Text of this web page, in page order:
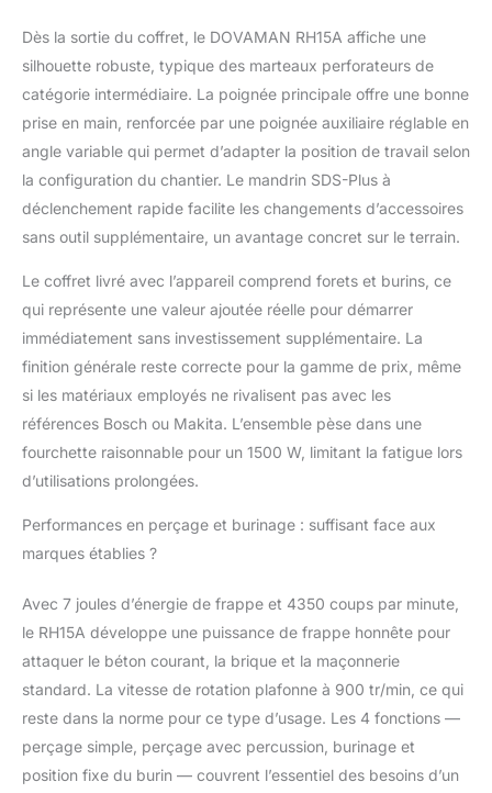
mm, métal-13 mm. 4
Polyvalence : Le
sélecteur latéral permet
de passer facilement
entre perçage, perçage
burinage et réglage de
la position du burin –
idéal pour les travaux
démolition de murs, le
retrait de carrelage et
les applications
intensives sur béton et
maçonnerie. Anti-
Vibrations et
Ergonomique : Le
système anti-vibrations
intégré réduit
confort d’utilisation
360°, grip en
caoutchouc
antidérapant et forme
équilibrée assurent un
contrôle sûr lors
d’utilisations
prolongées. Sûr et
Durable : L’embrayage
Dès la sortie du coffret, le DOVAMAN RH15A affiche une
silhouette robuste, typique des marteaux perforateurs de
catégorie intermédiaire. La poignée principale offre une bonne
prise en main, renforcée par une poignée auxiliaire réglable en
angle variable qui permet d’adapter la position de travail selon
la configuration du chantier. Le mandrin SDS-Plus à
déclenchement rapide facilite les changements d’accessoires
sans outil supplémentaire, un avantage concret sur le terrain.
Le coffret livré avec l’appareil comprend forets et burins, ce
qui représente une valeur ajoutée réelle pour démarrer
immédiatement sans investissement supplémentaire. La
finition générale reste correcte pour la gamme de prix, même
si les matériaux employés ne rivalisent pas avec les
références Bosch ou Makita. L’ensemble pèse dans une
fourchette raisonnable pour un 1500 W, limitant la fatigue lors
d’utilisations prolongées.
Performances en perçage et burinage : suffisant face aux
marques établies ?
Avec 7 joules d’énergie de frappe et 4350 coups par minute,
le RH15A développe une puissance de frappe honnête pour
attaquer le béton courant, la brique et la maçonnerie
standard. La vitesse de rotation plafonne à 900 tr/min, ce qui
reste dans la norme pour ce type d’usage. Les 4 fonctions —
perçage simple, perçage avec percussion, burinage et
position fixe du burin — couvrent l’essentiel des besoins d’un